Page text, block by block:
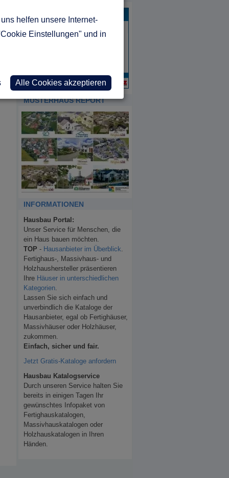
MUSTERHAUS REPORT
INFORMATIONEN
Hausbau Portal:
Unser Service für Menschen, die
ein Haus bauen möchten.
TOP - Hausanbieter im Überblick
Fertighaus-, Massivhaus- und
Holzhaushersteller präsentieren
Ihre Häuser in unterschiedlichen
Kategorien
Lassen Sie sich einfach und
unverbindlich die Kataloge der
Hausanbieter, egal ob Fertighäuser,
Massivhäuser oder Holzhäuser,
zukommen.
Einfach, sicher und fair.
Jetzt Gratis-Kataloge anfordern
Hausbau Katalogservice
Durch unseren Service halten Sie
bereits in einigen Tagen Ihr
gewünschtes Infopaket von
Fertighauskatalogen,
Massivhauskatalogen oder
Holzhauskatalogen in Ihren
Händen.
helfen unsere Internet-
Einstellungen" und in
Alle Cookies akzeptieren